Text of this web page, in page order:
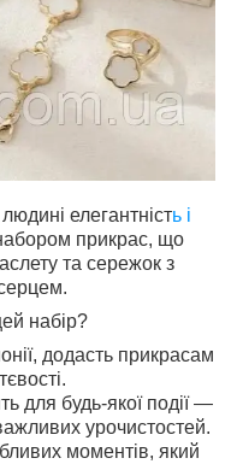
елегантність і
прикрас, що
та сережок з
набір?
додасть прикрасам
для будь-якої події —
урочистостей.
моментів, який